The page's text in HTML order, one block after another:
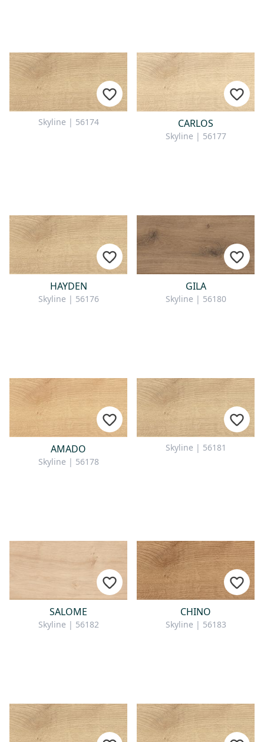
Skyline | 56174 CARLOS
Skyline | 56177
HAYDEN
Skyline | 56176
GILA
Skyline | 56180
AMADO
Skyline | 56178
Skyline | 56181
SALOME
Skyline | 56182
CHINO
Skyline | 56183